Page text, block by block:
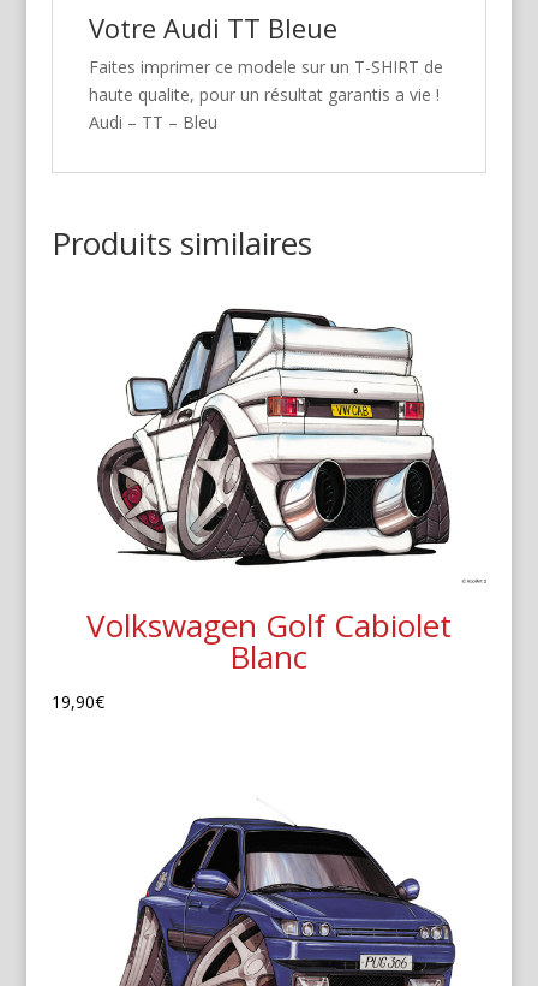
Votre Audi TT Bleue
Faites imprimer ce modele sur un T-SHIRT de
haute qualite, pour un résultat garantis a vie !
Audi – TT – Bleu
Produits similaires
Volkswagen Golf Cabiolet
Blanc
19,90€